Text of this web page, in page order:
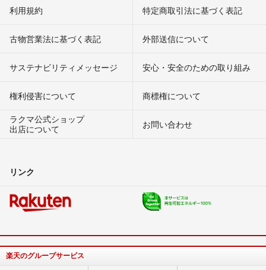
利用規約 特定商取引法に基づく表記
古物営業法に基づく表記 外部送信について
サステナビリティメッセージ 安心・安全のための取り組み
権利侵害について
商標権について
ラクマ公式ショップ
出店について
お問い合わせ
リンク
楽天のグループサービス